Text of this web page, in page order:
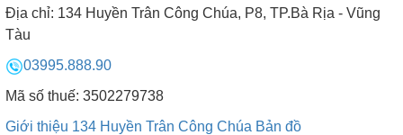
Địa chỉ: 134 Huyền Trân Công Chúa, P8, TP.Bà Rịa - Vũng
Tàu
03995.888.90
Mã số thuế: 3502279738
Giới thiệu 134 Huyền Trân Công Chúa Bản đồ